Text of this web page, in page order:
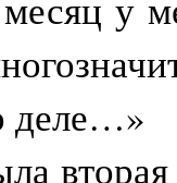
деле…»
вторая